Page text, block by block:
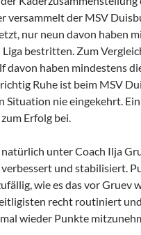
versammelt der MSV
nur neun davon haben
bestritten. Zum
davon haben mindestens
Ruhe ist beim MSV
Situation nie eingekehrt.
Erfolg bei.
unter Coach Ilja
und stabilisiert.
wie es das vor Gruev
recht routiniert
wieder Punkte